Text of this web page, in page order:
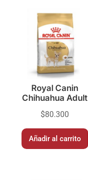
Royal Canin
Chihuahua Adult
$80.300
Añadir al carrito